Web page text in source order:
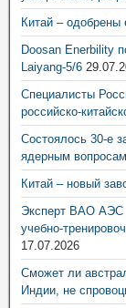
Китай –
Doosan Enerbility
Laiyang-5/6
Специалисты
российско-
Состоялось 30-е
ядерным вопросам
Китай – новый
Эксперт ВАО АЭС
учебно-
17.07.2026
Сможет ли
Индии, не